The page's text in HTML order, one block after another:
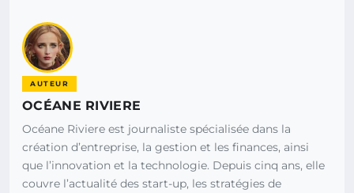
AUTEUR
OCÉANE RIVIERE
Océane Riviere est journaliste spécialisée dans la
création d’entreprise, la gestion et les finances, ainsi
que l’innovation et la technologie. Depuis cinq ans, elle
couvre l’actualité des start-up, les stratégies de